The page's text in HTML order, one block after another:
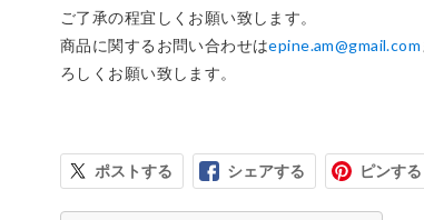
ご了承の程宜しくお願い致します。
商品に関するお問い合わせはepine.am@gmail.com
ろしくお願い致します。
ポストする シェアする ピンする